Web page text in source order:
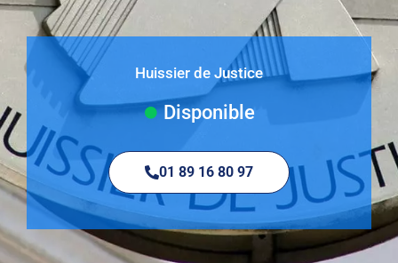
Huissier de Justice
Disponible
01 89 16 80 97